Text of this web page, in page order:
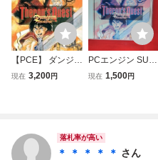
【PCE】 ダンジョ
ン・マスター セロ
現在 3,200円
PCエンジン SUP
ER CD-ROM2 ダ
現在 1,500円
落札率が高い
＊ ＊ ＊ ＊ ＊ さん